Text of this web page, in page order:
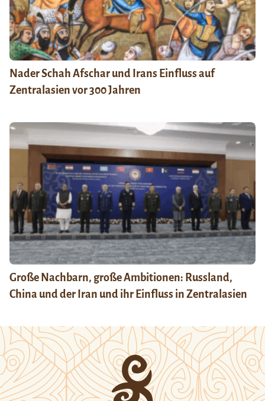
Nader Schah Afschar und Irans Einfluss auf
Zentralasien vor 300 Jahren
Große Nachbarn, große Ambitionen: Russland,
China und der Iran und ihr Einfluss in Zentralasien